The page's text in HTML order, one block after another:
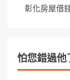
彰化房屋借
怕您錯過他